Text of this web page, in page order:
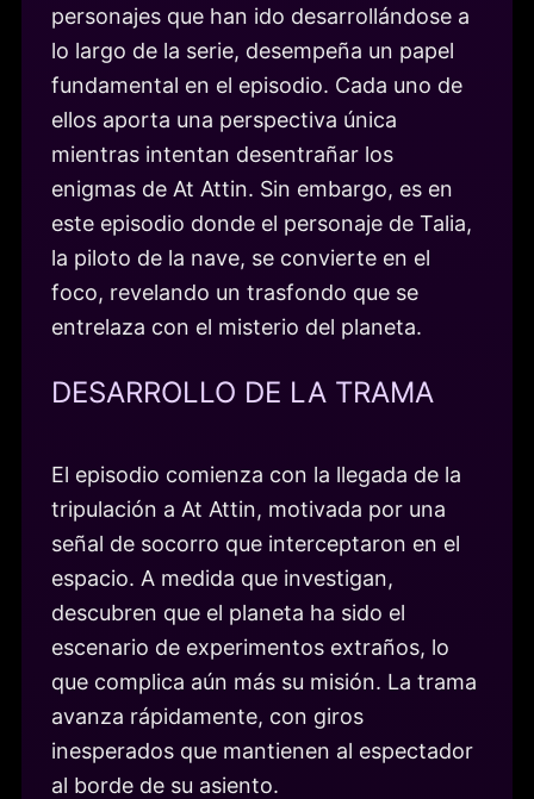
personajes que han ido desarrollándose a
lo largo de la serie, desempeña un papel
fundamental en el episodio. Cada uno de
ellos aporta una perspectiva única
mientras intentan desentrañar los
enigmas de At Attin. Sin embargo, es en
este episodio donde el personaje de Talia,
la piloto de la nave, se convierte en el
foco, revelando un trasfondo que se
entrelaza con el misterio del planeta.
DESARROLLO DE LA TRAMA
El episodio comienza con la llegada de la
tripulación a At Attin, motivada por una
señal de socorro que interceptaron en el
espacio. A medida que investigan,
descubren que el planeta ha sido el
escenario de experimentos extraños, lo
que complica aún más su misión. La trama
avanza rápidamente, con giros
inesperados que mantienen al espectador
al borde de su asiento.